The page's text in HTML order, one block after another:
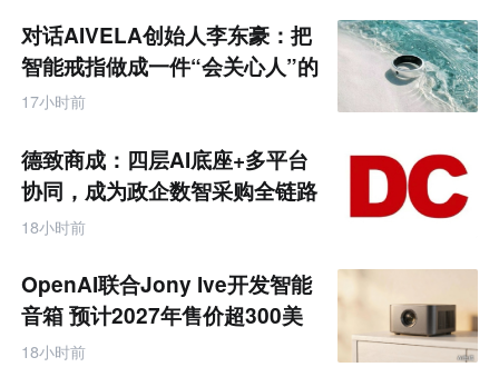
来
零
售
跨
境
商
产
业
互
联
网
对话AIVELA创始人李东豪：把
智能戒指做成一件“会关心人”的
饰品
17小时前
德致商成：四层AI底座+多平台
协同，成为政企数智采购全链路
服务商
18小时前
OpenAI联合Jony Ive开发智能
音箱 预计2027年售价超300美
元
18小时前